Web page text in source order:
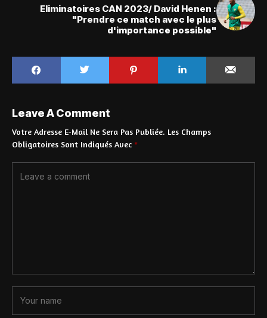
Eliminatoires CAN 2023/ David Henen :
"Prendre ce match avec le plus
d'importance possible"
Leave A Comment
Votre Adresse E-Mail Ne Sera Pas Publiée. Les Champs
Obligatoires Sont Indiqués Avec *